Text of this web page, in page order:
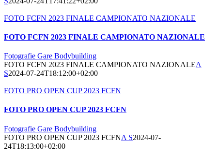
FOTO FCFN 2023 FINALE CAMPIONATO NAZIONALE
FOTO FCFN 2023 FINALE CAMPIONATO NAZIONALE
Fotografie Gare Bodybuilding
FOTO FCFN 2023 FINALE CAMPIONATO NAZIONALEA
S2024-07-24T18:12:00+02:00
FOTO PRO OPEN CUP 2023 FCFN
FOTO PRO OPEN CUP 2023 FCFN
Fotografie Gare Bodybuilding
FOTO PRO OPEN CUP 2023 FCFNA S2024-07-
24T18:13:00+02:00